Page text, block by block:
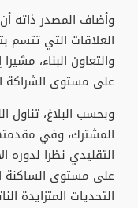
وأضاف المصدر ذاته
العلاقات التي تتسم
والتعاون البناء،
على مستوى الشراكة
وبحسب البلاغ، تناول
المشترك، وفي
التقليدي نظرا لدوره
على مستوى الساكنة
التحديات المتزايدة